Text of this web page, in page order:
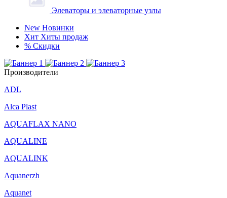
Элеваторы и элеваторные узлы
New Новинки
Хит Хиты продаж
% Скидки
Производители
ADL
Alca Plast
AQUAFLAX NANO
AQUALINE
AQUALINK
Aquanerzh
Aquanet